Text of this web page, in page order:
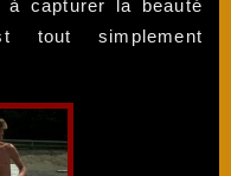
capturer la beauté
tout simplement